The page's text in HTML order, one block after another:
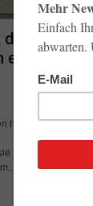
hat die
sofort bei